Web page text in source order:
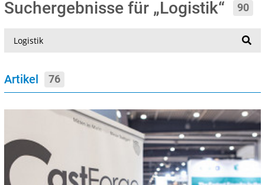
Suchergebnisse für „Logistik“ 90
Artikel 76